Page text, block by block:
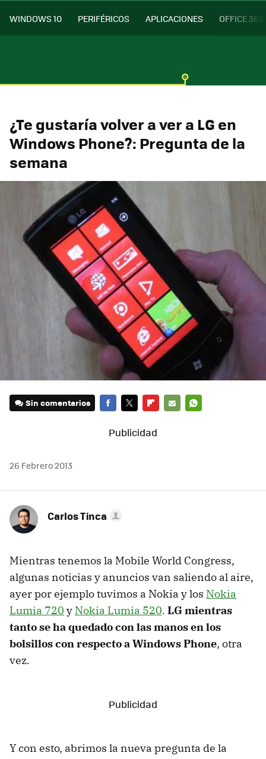
WINDOWS 10 PERIFÉRICOS APLICACIONES OFFICE 365
¿Te gustaría volver a ver a LG en
Windows Phone?: Pregunta de la
semana
Sin comentarios
26 Febrero 2013
Carlos Tinca
Mientras tenemos la Mobile World Congress,
algunas noticias y anuncios van saliendo al aire,
ayer por ejemplo tuvimos a Nokia y los Nokia
Lumia 720 y Nokia Lumia 520. LG mientras
tanto se ha quedado con las manos en los
bolsillos con respecto a Windows Phone, otra
vez.
Y con esto, abrimos la nueva pregunta de la